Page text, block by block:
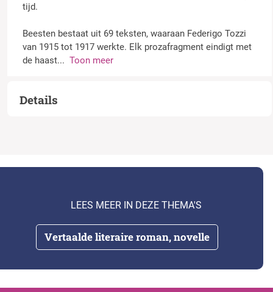
tijd.
Beesten bestaat uit 69 teksten, waaraan Federigo Tozzi
van 1915 tot 1917 werkte. Elk prozafragment eindigt met
de haast... Toon meer
Details
Vertaalde literaire roman, novelle
LEES MEER IN DEZE THEMA'S